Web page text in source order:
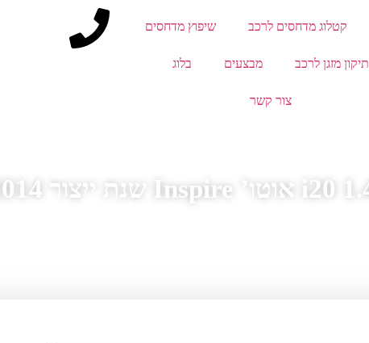
קטלוג מדחסים לרכב שיפוץ מדחסים
תיקון מזגן לרכב מבצעים בלוג
צור קשר